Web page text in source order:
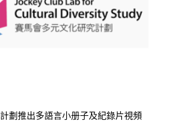
劃推出多語言小册子及紀錄片視頻